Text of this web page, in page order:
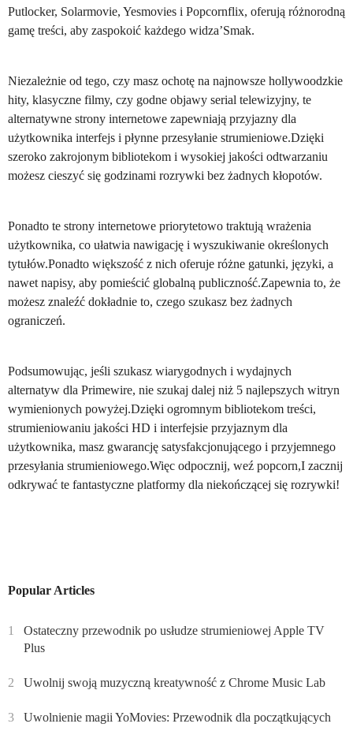
Putlocker, Solarmovie, Yesmovies i Popcornflix, oferują różnorodną
gamę treści, aby zaspokoić każdego widza’Smak.
Niezależnie od tego, czy masz ochotę na najnowsze hollywoodzkie
hity, klasyczne filmy, czy godne objawy serial telewizyjny, te
alternatywne strony internetowe zapewniają przyjazny dla
użytkownika interfejs i płynne przesyłanie strumieniowe.Dzięki
szeroko zakrojonym bibliotekom i wysokiej jakości odtwarzaniu
możesz cieszyć się godzinami rozrywki bez żadnych kłopotów.
Ponadto te strony internetowe priorytetowo traktują wrażenia
użytkownika, co ułatwia nawigację i wyszukiwanie określonych
tytułów.Ponadto większość z nich oferuje różne gatunki, języki, a
nawet napisy, aby pomieścić globalną publiczność.Zapewnia to, że
możesz znaleźć dokładnie to, czego szukasz bez żadnych
ograniczeń.
Podsumowując, jeśli szukasz wiarygodnych i wydajnych
alternatyw dla Primewire, nie szukaj dalej niż 5 najlepszych witryn
wymienionych powyżej.Dzięki ogromnym bibliotekom treści,
strumieniowaniu jakości HD i interfejsie przyjaznym dla
użytkownika, masz gwarancję satysfakcjonującego i przyjemnego
przesyłania strumieniowego.Więc odpocznij, weź popcorn,I zacznij
odkrywać te fantastyczne platformy dla niekończącej się rozrywki!
Popular Articles
1
Ostateczny przewodnik po usłudze strumieniowej Apple TV
Plus
2 Uwolnij swoją muzyczną kreatywność z Chrome Music Lab
3 Uwolnienie magii YoMovies: Przewodnik dla początkujących